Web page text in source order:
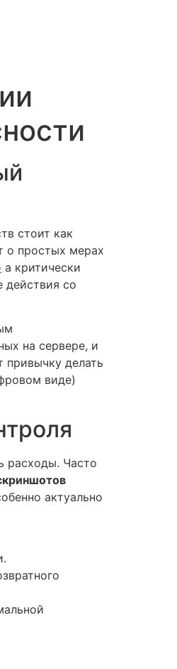
стоит как
о простых мерах
а критически
действия со
на сервере, и
привычку делать
виде)
расходы. Часто
актуально